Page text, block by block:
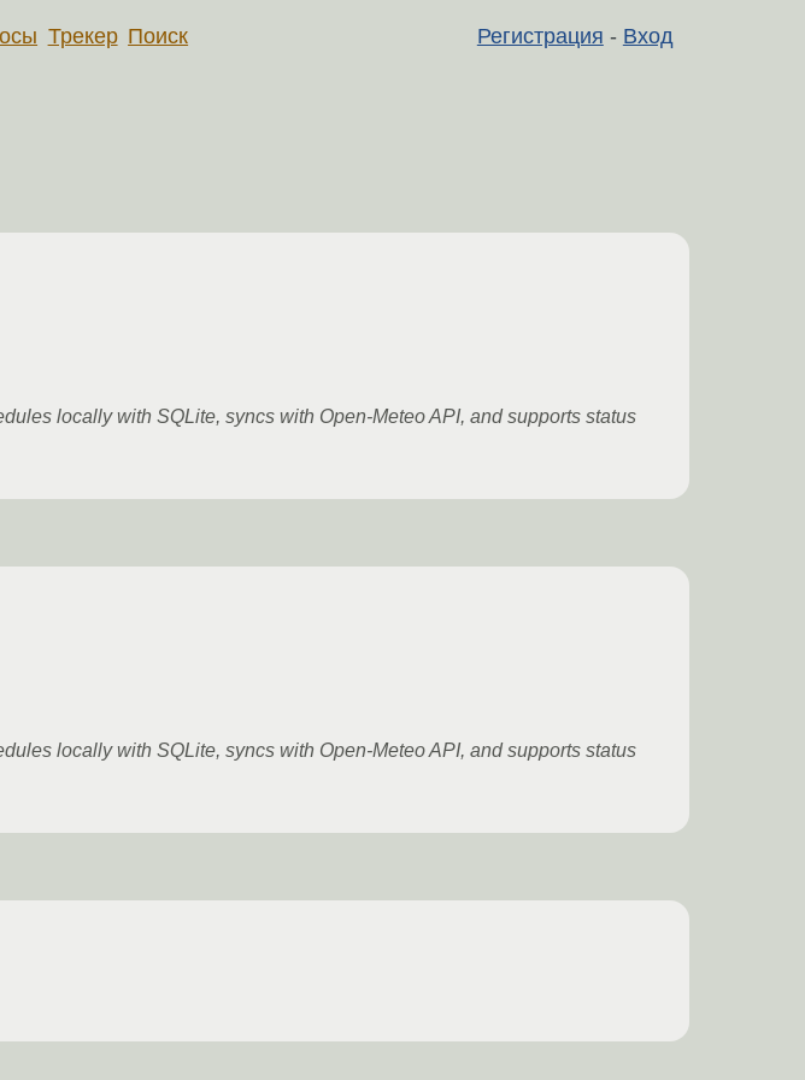
Регистрация - Вход
Трекер Поиск
locally with SQLite, syncs with Open-Meteo API, and supports status
locally with SQLite, syncs with Open-Meteo API, and supports status